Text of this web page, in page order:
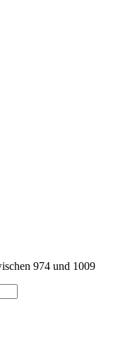
974 und 1009